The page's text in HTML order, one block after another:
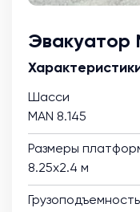
Эвакуатор
Шасси
MAN 8.145
Размеры
8.25х2.4 м